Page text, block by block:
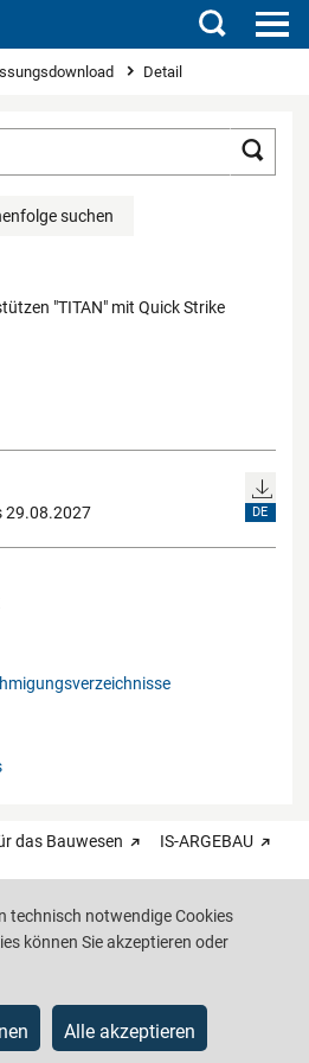
Suchen
Detail
suchen
"TITAN" mit Quick Strike
29.08.2027
DE
das Bauwesen IS-ARGEBAU
technisch notwendige Cookies
können Sie akzeptieren oder
Alle akzeptieren